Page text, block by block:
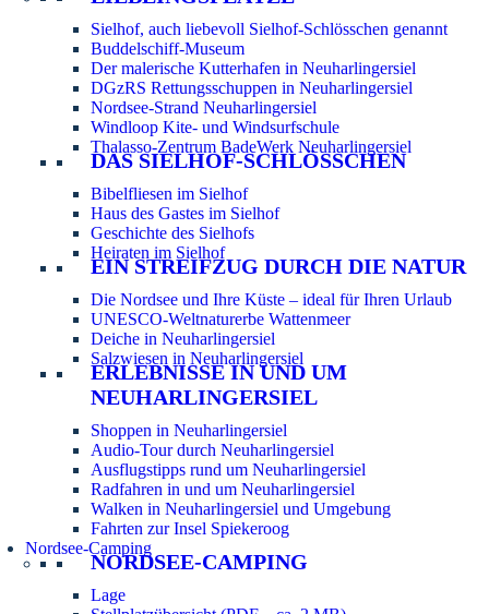
Sielhof, auch liebevoll Sielhof-Schlösschen genannt
Buddelschiff-Museum
Der malerische Kutterhafen in Neuharlingersiel
DGzRS Rettungsschuppen in Neuharlingersiel
Nordsee-Strand Neuharlingersiel
Windloop Kite- und Windsurfschule
Thalasso-Zentrum BadeWerk Neuharlingersiel
DAS SIELHOF-SCHLÖSSCHEN
Bibelfliesen im Sielhof
Haus des Gastes im Sielhof
Geschichte des Sielhofs
Heiraten im Sielhof
EIN STREIFZUG DURCH DIE NATUR
Die Nordsee und Ihre Küste – ideal für Ihren Urlaub
UNESCO-Weltnaturerbe Wattenmeer
Deiche in Neuharlingersiel
Salzwiesen in Neuharlingersiel
ERLEBNISSE IN UND UM
NEUHARLINGERSIEL
Shoppen in Neuharlingersiel
Audio-Tour durch Neuharlingersiel
Ausflugstipps rund um Neuharlingersiel
Radfahren in und um Neuharlingersiel
Walken in Neuharlingersiel und Umgebung
Fahrten zur Insel Spiekeroog
Nordsee-Camping
NORDSEE-CAMPING
Lage